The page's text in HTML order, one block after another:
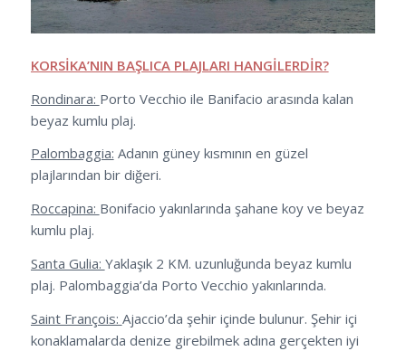
KORSİKA’NIN BAŞLICA PLAJLARI HANGİLERDİR?
Rondinara: Porto Vecchio ile Banifacio arasında kalan
beyaz kumlu plaj.
Palombaggia: Adanın güney kısmının en güzel
plajlarından bir diğeri.
Roccapina: Bonifacio yakınlarında şahane koy ve beyaz
kumlu plaj.
Santa Gulia: Yaklaşık 2 KM. uzunluğunda beyaz kumlu
plaj. Palombaggia’da Porto Vecchio yakınlarında.
Saint François: Ajaccio’da şehir içinde bulunur. Şehir içi
konaklamalarda denize girebilmek adına gerçekten iyi